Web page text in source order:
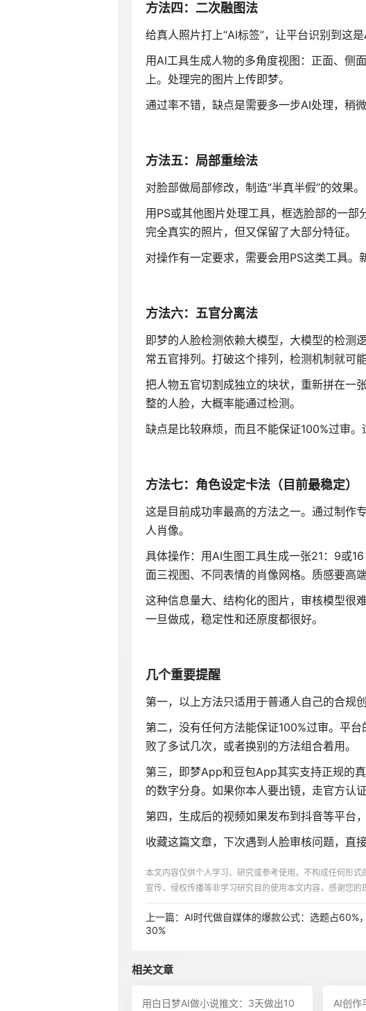
方法四：二次融图法
给真人照片打上“AI标签”，让平台识别到这
用AI工具生成人物的多角度视图：正面、侧
上。处理完的图片上传即梦。
通过率不错，缺点是需要多一步AI处理，稍
方法五：局部重绘法
对脸部做局部修改，制造“半真半假”的效果。
用PS或其他图片处理工具，框选脸部的一
完全真实的照片，但又保留了大部分特征。
对操作有一定要求，需要会用PS这类工具。
方法六：五官分离法
即梦的人脸检测依赖大模型，大模型的检
常五官排列。打破这个排列，检测机制就可能
把人物五官切割成独立的块状，重新拼在一
整的人脸，大概率能通过检测。
缺点是比较麻烦，而且不能保证100%过审。
方法七：角色设定卡法（目前最稳定）
这是目前成功率最高的方法之一。通过制作
人肖像。
具体操作：用AI生图工具生成一张21：9或
面三视图、不同表情的肖像网格。质感要高
这种信息量大、结构化的图片，审核模型很
一旦做成，稳定性和还原度都很好。
几个重要提醒
第一，以上方法只适用于普通人自己的合规
第二，没有任何方法能保证100%过审。平
败了多试几次，或者换别的方法组合着用。
第三，即梦App和豆包App其实支持正规的
的数字分身。如果你本人要出镜，走官方认
第四，生成后的视频如果发布到抖音等平台
收藏这篇文章，下次遇到人脸审核问题，直
本文内容仅供个人学习、研究或参考使用，不构成任何形
宣传、侵权传播等非学习研究目的使用本文内容，感谢您的
上一篇：AI时代做自媒体的爆款公式：选题占60%
30%
相关文章
用白日梦AI做小说推文：3天做出10 AI创作